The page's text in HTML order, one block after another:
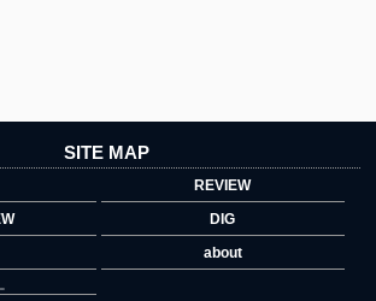
SITE MAP
REVIEW
DIG
about